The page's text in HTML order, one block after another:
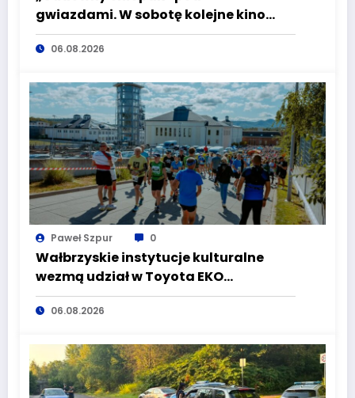
gwiazdami. W sobotę kolejne kino
plenerowe w Aqua Zdroju
06.08.2026
Paweł Szpur 0
Wałbrzyskie instytucje kulturalne
wezmą udział w Toyota EKO
Półmaraton Wałbrzych
06.08.2026